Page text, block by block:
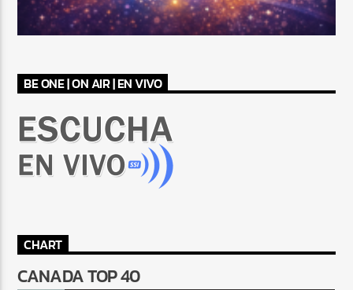
BE ONE | ON AIR | EN VIVO
CHART
CANADA TOP 40